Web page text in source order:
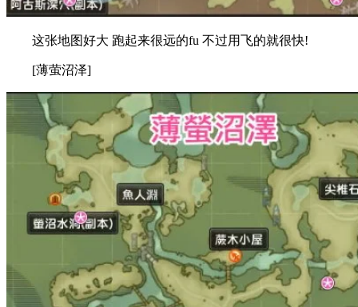
这张地图好大 跑起来很远的fu 不过用飞的就很快!
[薄萤沼泽]